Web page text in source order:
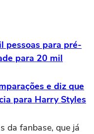
pessoas para pré-
para 20 mil
e diz que
para Harry Styles
da fanbase, que já